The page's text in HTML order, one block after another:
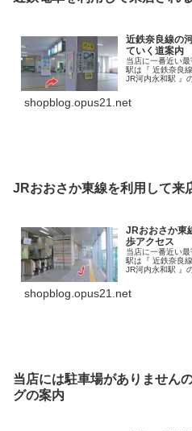
近鉄奈良線の
ていく道案内
当店に一番近い
駅は『 近鉄奈良
JR河内永和駅 』
shopblog.opus21.net
JRおおさか東線を利用して来
JRおおさか東
歩アクセス
当店に一番近い
駅は『 近鉄奈良
JR河内永和駅 』
shopblog.opus21.net
当店には駐車場がありません
グの案内